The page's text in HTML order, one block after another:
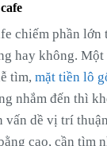
chiếm phần lớn
hay không.
tìm, mặt tiền lô
nhắm đến thì
vấn dề vị trí
cao, cần tìm